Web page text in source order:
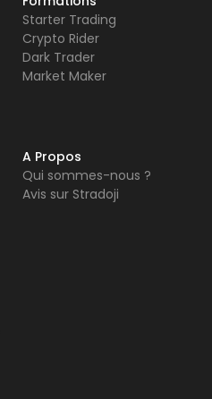
Starter Trading
Crypto Rider
Dark Trader
Market Maker
A Propos
Qui sommes-nous ?
Avis sur Stradoji